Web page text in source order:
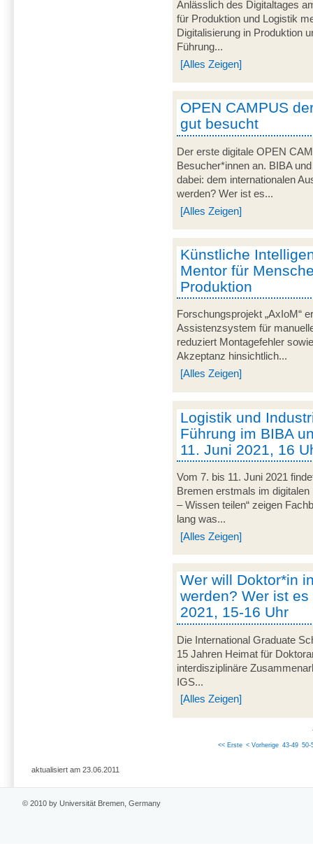
Anlässlich des Digitaltages
für Produktion und Logistik
Digitalisierung in Produktion
Führung...
[Alles Zeigen]
OPEN CAMPUS
gut besucht
Der erste digitale OPEN
Besucher*innen an. BIBA
dabei: dem internationalen
werden? Wer ist es...
[Alles Zeigen]
Künstliche
Mentor für
Produktion
Forschungsprojekt „AxIoM“
Assistenzsystem für
reduziert Montagefehler
Akzeptanz hinsichtlich...
[Alles Zeigen]
Logistik und
Führung im BIBA
11. Juni 2021, 16
Vom 7. bis 11. Juni 2021
Bremen erstmals im
– Wissen teilen“ zeigen
lang was...
[Alles Zeigen]
Wer will Doktor*in
werden? Wer ist
2021, 15-16 Uhr
Die International Graduate
15 Jahren Heimat für
interdisziplinäre
IGS...
[Alles Zeigen]
<< Erste < Vorherige 43-49 50-
aktualisiert am 23.06.2011
© 2010 by Universität Bremen, Germany